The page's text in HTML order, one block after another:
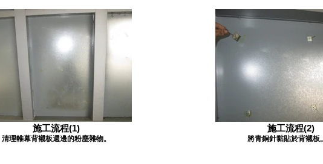
施工流程(1)
清理帷幕背襯板週邊的粉塵雜物。
施工流程(2)
將青銅針黏貼於背襯板